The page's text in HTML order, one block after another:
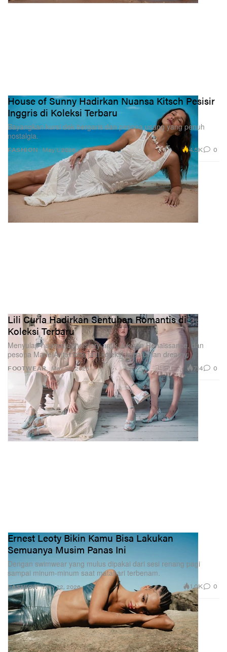
FASHION
House of Sunny Hadirkan Nuansa Kitsch Pesisir
Inggris di Koleksi Terbaru
Bayangkan kursi dek bergaris dan pesona usang yang penuh
nostalgia.
May 1, 2026 4.5K 0
FOOTWEAR
Lili Curia Hadirkan Sentuhan Romantis di
Koleksi Terbaru
Menyulap nuansa upholstery antik, lukisan Renaissance, dan
pesona Marie Antoinette jadi koleksi sepatu nan dreamy.
May 22, 2026 714 0
FASHION
Ernest Leoty Bikin Kamu Bisa Lakukan
Semuanya Musim Panas Ini
Dengan swimwear yang mulus dipakai dari sesi renang pagi
sampai minum-minum saat matahari terbenam.
May 22, 2026 1.0K 0